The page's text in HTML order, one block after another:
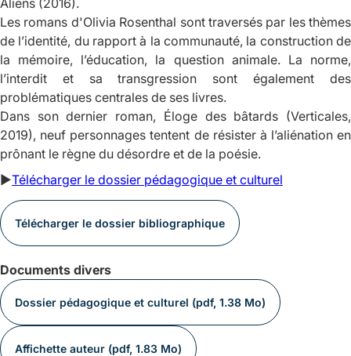
Aliens (2016).
Les romans d'Olivia Rosenthal sont traversés par les thèmes
de l’identité, du rapport à la communauté, la construction de
la mémoire, l’éducation, la question animale. La norme,
l’interdit et sa transgression sont également des
problématiques centrales de ses livres.
Dans son dernier roman, Éloge des bâtards (Verticales,
2019), neuf personnages tentent de résister à l’aliénation en
prônant le règne du désordre et de la poésie.
►Télécharger le dossier pédagogique et culturel
Télécharger le dossier bibliographique
Documents divers
Dossier pédagogique et culturel (pdf, 1.38 Mo)
Affichette auteur (pdf, 1.83 Mo)